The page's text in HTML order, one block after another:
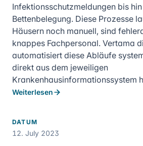
Infektionsschutzmeldungen bis
Bettenbelegung. Diese Prozesse
Häusern noch manuell, sind
knappes Fachpersonal. Vertama
automatisiert diese Abläufe
direkt aus dem jeweiligen
Krankenhausinformationssystem
Weiterlesen
DATUM
12. July 2023